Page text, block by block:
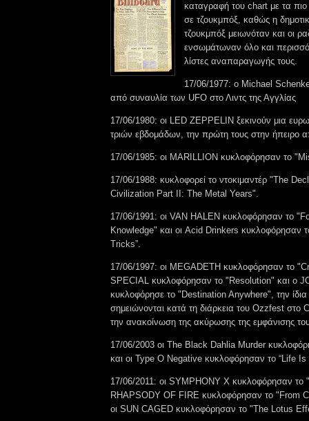
καταγραφή του chart με τα πιο
σε τζουκμπόξ, καθώς η
τζουκμπόξ μειωνόταν και οι
ενσωμάτωναν όλο και
λίστες αναπαραγωγής τους.
17/06/1977: ο Michael
από συναυλία των UFO στο Λιντς της Αγγλίας
17/06/1980: οι LED ZEPPELIN ξεκινούν μια
τριών εβδομάδων, την πρώτη τους στην ήπειρο
17/06/1985: οι MARILLION κυκλοφόρησαν το
17/06/1988: κυκλοφορεί το ντοκιμαντέρ "The
Civilization Part II: The Metal Years".
17/06/1991: οι VAN HALEN κυκλοφόρησαν το
Knowledge" και οι Acid Drinkers κυκλοφόρησαν
Tricks”.
17/06/1997: οι MEGADETH κυκλοφόρησαν το
SPECIAL κυκλοφόρησαν το "Resolution" και ο
κυκλοφόρησε το "Destination Anywhere", την ίδια
σημειώνονται κατά τη διάρκεια του Ozzfest στο
την ανακοίνωση της ακύρωσης της εμφάνισης
17/06/2003 οι The Black Dahlia Murder
και οι Type O Negative κυκλοφόρησαν το “Life
17/06/2011: οι SYMPHONY X κυκλοφόρησαν το
RHAPSODY OF FIRE κυκλοφόρησαν το "From
οι SUN CAGED κυκλοφόρησαν το "The Lotus